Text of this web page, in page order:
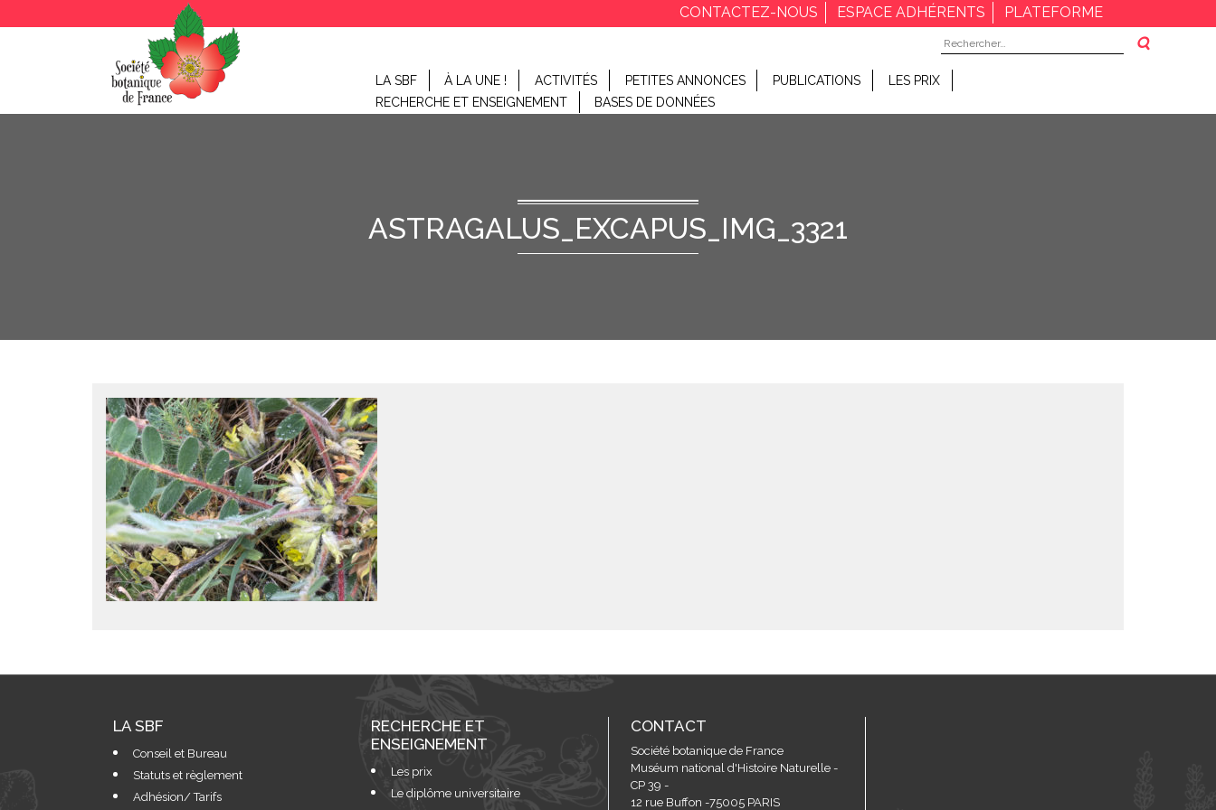
CONTACTEZ-NOUS ESPACE ADHÉRENTS
PLATEFORME
Rechercher :
LA SBF À LA UNE ! ACTIVITÉS PETITES ANNONCES PUBLICATIONS
LES PRIX
RECHERCHE ET ENSEIGNEMENT
BASES DE DONNÉES
ASTRAGALUS_EXCAPUS_IMG_3321
LA SBF
Conseil et Bureau
Statuts et règlement
Adhésion/ Tarifs
RECHERCHE ET
ENSEIGNEMENT
Les prix
Le diplôme universitaire
CONTACT
Société botanique de France
Muséum national d'Histoire Naturelle -
CP 39 -
12 rue Buffon -75005 PARIS